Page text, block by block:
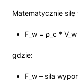
Matematycznie
F_w = ρ_c *
gdzie:
F_w – siła